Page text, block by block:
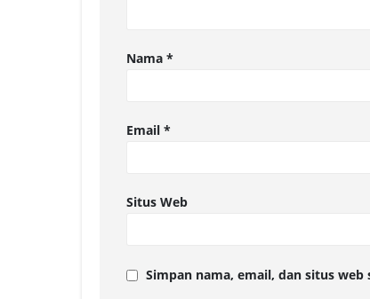
Nama *
Email *
Situs Web
Simpan nama, email, dan situs